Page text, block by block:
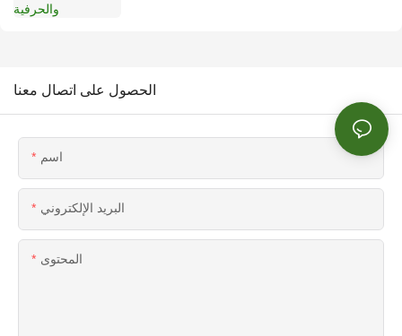
الحصول على اتصال معنا
اسم
البريد الإلكتروني
المحتوى